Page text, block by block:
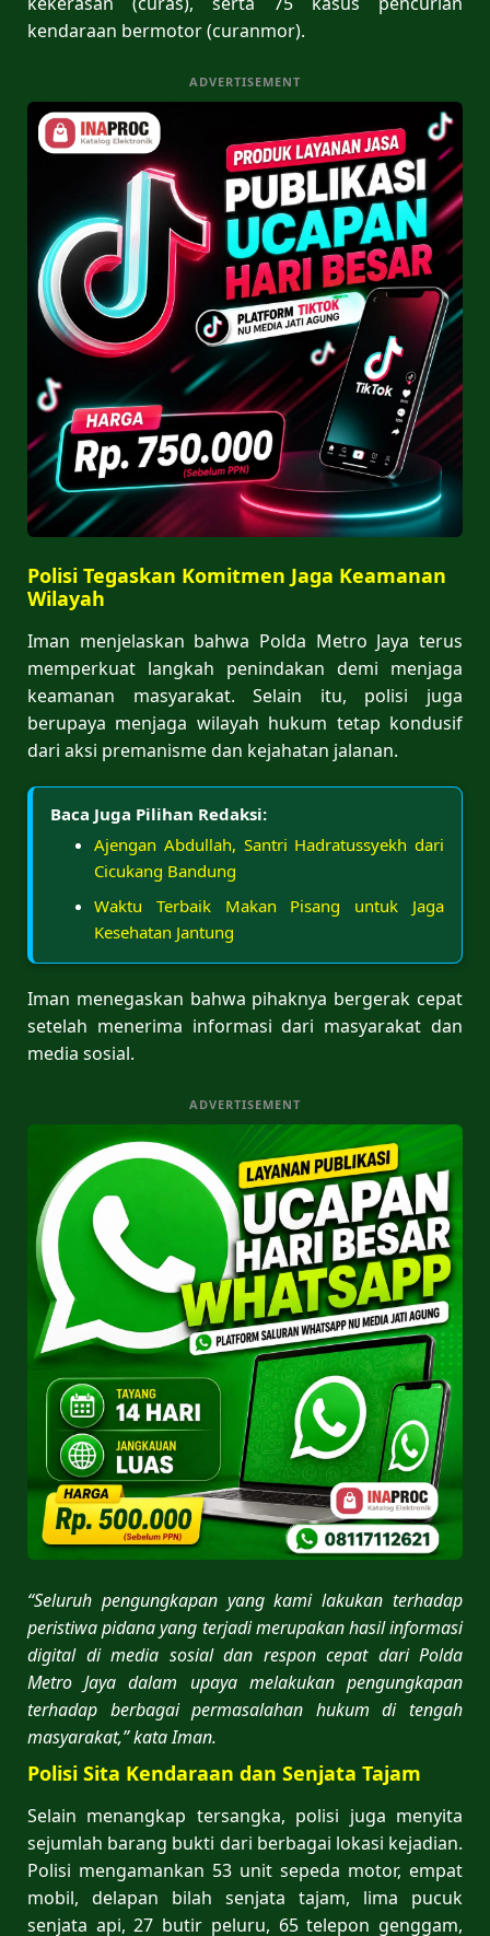
kendaraan bermotor (curanmor).
ADVERTISEMENT
Polisi Tegaskan Komitmen Jaga Keamanan
Wilayah
Iman menjelaskan bahwa Polda Metro Jaya terus
memperkuat langkah penindakan demi menjaga
keamanan masyarakat. Selain itu, polisi juga
berupaya menjaga wilayah hukum tetap kondusif
dari aksi premanisme dan kejahatan jalanan.
Baca Juga Pilihan Redaksi:
Ajengan Abdullah, Santri Hadratussyekh dari
Cicukang Bandung
Waktu Terbaik Makan Pisang untuk Jaga
Kesehatan Jantung
Iman menegaskan bahwa pihaknya bergerak cepat
setelah menerima informasi dari masyarakat dan
media sosial.
ADVERTISEMENT
“Seluruh pengungkapan yang kami lakukan terhadap
peristiwa pidana yang terjadi merupakan hasil informasi
digital di media sosial dan respon cepat dari Polda
Metro Jaya dalam upaya melakukan pengungkapan
terhadap berbagai permasalahan hukum di tengah
masyarakat,” kata Iman.
Polisi Sita Kendaraan dan Senjata Tajam
Selain menangkap tersangka, polisi juga menyita
sejumlah barang bukti dari berbagai lokasi kejadian.
Polisi mengamankan 53 unit sepeda motor, empat
mobil, delapan bilah senjata tajam, lima pucuk
senjata api, 27 butir peluru, 65 telepon genggam,